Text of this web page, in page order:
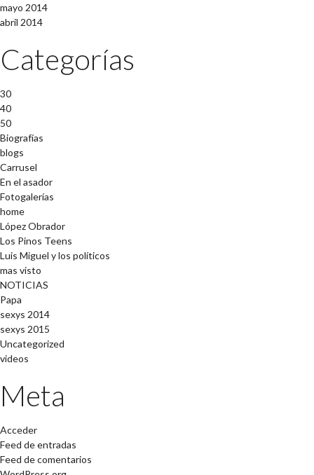
mayo 2014
abril 2014
Categorías
30
40
50
Biografías
blogs
Carrusel
En el asador
Fotogalerías
home
López Obrador
Los Pinos Teens
Luis Miguel y los políticos
mas visto
NOTICIAS
Papa
sexys 2014
sexys 2015
Uncategorized
videos
Meta
Acceder
Feed de entradas
Feed de comentarios